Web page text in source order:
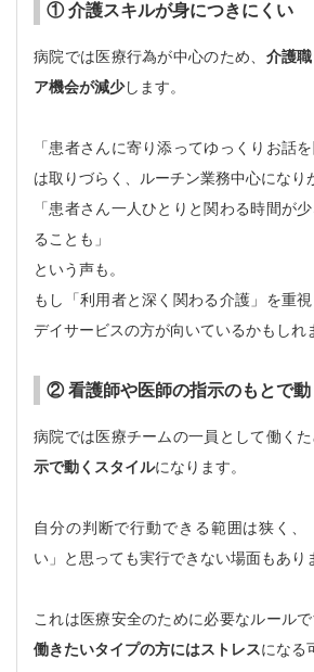
① 介護スキルが身につきにくい
病院では医療行為が中心のため、 介護
ア機会が減少します。
「患者さんに寄り添ってゆっくりお話
は取りづらく、ルーチン業務中心になり
「患者さん一人ひとりと関わる時間が
ることも」
という声も。
もし「利用者と深く関わる介護」を重
デイサービスの方が向いているかもしれ
② 看護師や医師の指示のもとで動
病院では医療チームの一員として働く
示で動くスタイルになります。
自分の判断で行動できる範囲は狭く、
い」と思っても実行できない場面もあり
これは医療安全のために必要なルール
働きたいタイプの方にはストレスになる